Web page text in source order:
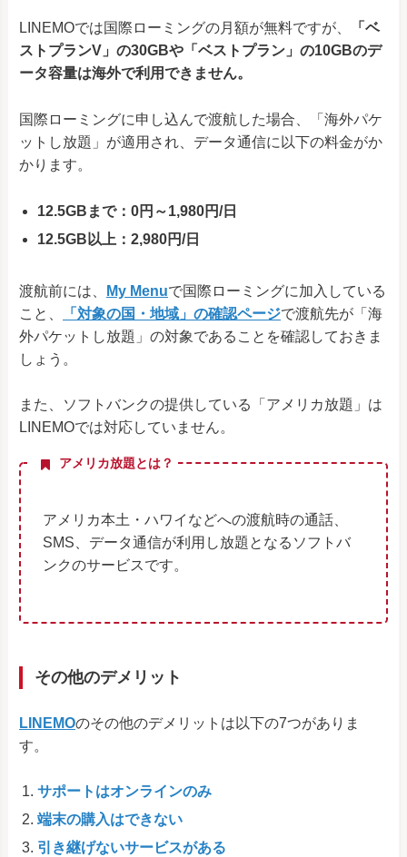
LINEMOでは国際ローミングの月額が無料ですが、
「ベ
ストプランV」の30GBや「ベストプラン」の10GBのデ
ータ容量は海外で利用できません。
国際ローミングに申し込んで渡航した場合、「海外パケ
ットし放題」が適用され、データ通信に以下の料金がか
かります。
12.5GBまで：0円～1,980円/日
12.5GB以上：2,980円/日
渡航前には、 My Menuで国際ローミングに加入している
こと、
「対象の国・地域」の確認ページで渡航先が「海
外パケットし放題」の対象であることを確認しておきま
しょう。
また、ソフトバンクの提供している「アメリカ放題」は
LINEMOでは対応していません。
アメリカ放題とは？
アメリカ本土・ハワイなどへの渡航時の通話、
SMS、データ通信が利用し放題となるソフトバ
ンクのサービスです。
その他のデメリット
LINEMOのその他のデメリットは以下の7つがありま
す。
サポートはオンラインのみ
端末の購入はできない
引き継げないサービスがある